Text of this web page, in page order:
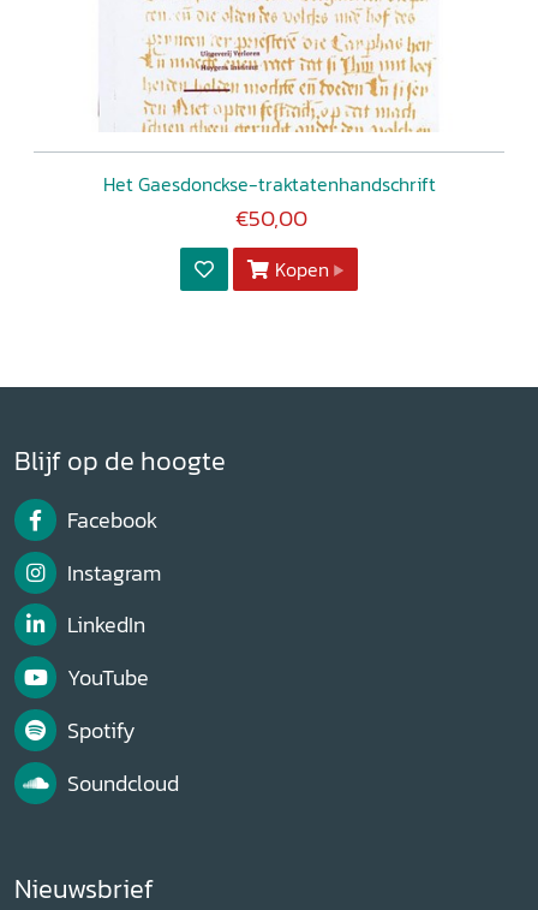
Het Gaesdonckse-traktatenhandschrift
€50,00
Kopen
Blijf op de hoogte
Facebook
Instagram
LinkedIn
YouTube
Spotify
Soundcloud
Nieuwsbrief